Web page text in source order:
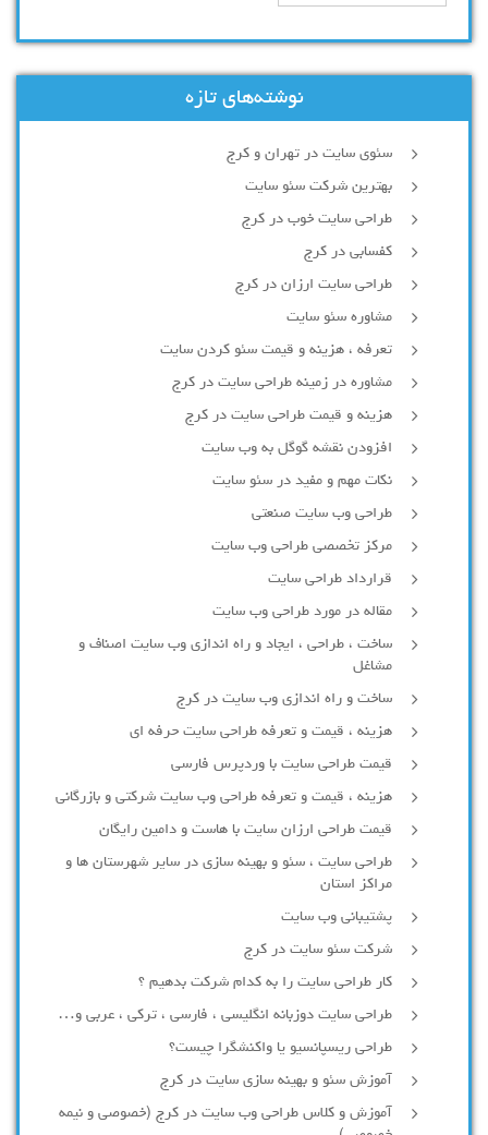
نوشته‌های تازه
سئوی سایت در تهران و کرج
بهترین شرکت سئو سایت
طراحی سایت خوب در کرج
کفسابی در کرج
طراحی سایت ارزان در کرج
مشاوره سئو سایت
تعرفه ، هزینه و قیمت سئو کردن سایت
مشاوره در زمینه طراحی سایت در کرج
هزینه و قیمت طراحی سایت در کرج
افزودن نقشه گوگل به وب سایت
نکات مهم و مفید در سئو سایت
طراحی وب سایت صنعتی
مرکز تخصصی طراحی وب سایت
قرارداد طراحی سایت
مقاله در مورد طراحی وب سایت
ساخت ، طراحی ، ایجاد و راه اندازی وب سایت اصناف و
مشاغل
ساخت و راه اندازی وب سایت در کرج
هزینه ، قیمت و تعرفه طراحی سایت حرفه ای
قیمت طراحی سایت با وردپرس فارسی
هزینه ، قیمت و تعرفه طراحی وب سایت شرکتی و بازرگانی
قیمت طراحی ارزان سایت با هاست و دامین رایگان
طراحی سایت ، سئو و بهینه سازی در سایر شهرستان ها و
مراکز استان
پشتیبانی وب سایت
شرکت سئو سایت در کرج
کار طراحی سایت را به کدام شرکت بدهیم ؟
طراحی سایت دوزبانه انگلیسی ، فارسی ، ترکی ، عربی و…
طراحی ریسپانسیو یا واکنشگرا چیست؟
آموزش سئو و بهینه سازی سایت در کرج
آموزش و کلاس طراحی وب سایت در کرج (خصوصی و نیمه